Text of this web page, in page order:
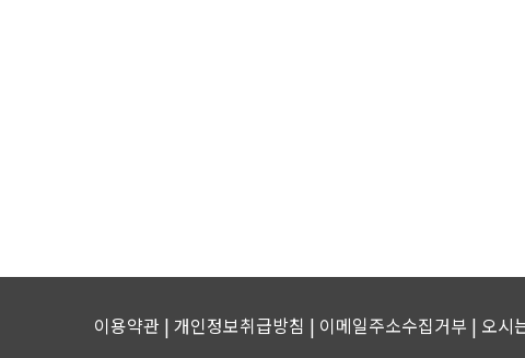
이용약관 | 개인정보취급방침 | 이메일주소수집거부 | 오시